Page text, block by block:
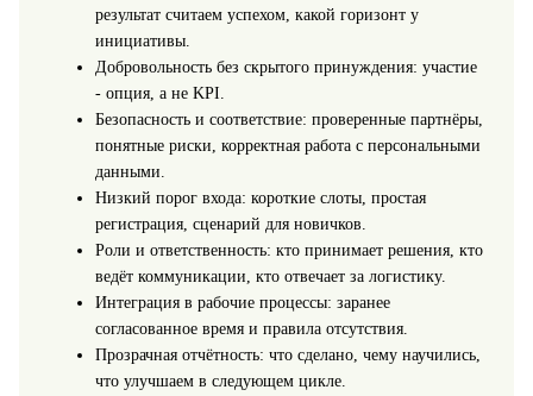
результат считаем успехом, какой горизонт у
инициативы.
Добровольность без скрытого принуждения: участие
- опция, а не KPI.
Безопасность и соответствие: проверенные партнёры,
понятные риски, корректная работа с персональными
данными.
Низкий порог входа: короткие слоты, простая
регистрация, сценарий для новичков.
Роли и ответственность: кто принимает решения, кто
ведёт коммуникации, кто отвечает за логистику.
Интеграция в рабочие процессы: заранее
согласованное время и правила отсутствия.
Прозрачная отчётность: что сделано, чему научились,
что улучшаем в следующем цикле.